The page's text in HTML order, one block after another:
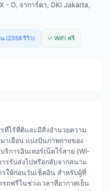
- O, จาการ์ตา, DKI Jakarta,
(2358 รีวิว) ✓ WiFi ฟรี
ที่ไร้ที่ติและมีสิ่งอำนวยความ
าเยือน แบ่งปันภาพถ่ายของ
การอินเทอร์เน็ตไร้สาย (Wi-
รรับส่งไปหรือกลับจากสนาม
ให้ก่อนวันเช็คอิน สำหรับผู้ที่
ถฟรีในช่วงเวลาที่อากาศเย็น